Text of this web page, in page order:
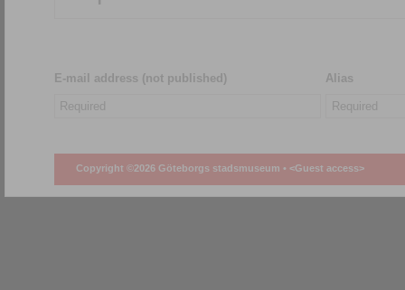
E-mail address (not published) Alias
Copyright ©2026 Göteborgs stadsmuseum • <Guest access>